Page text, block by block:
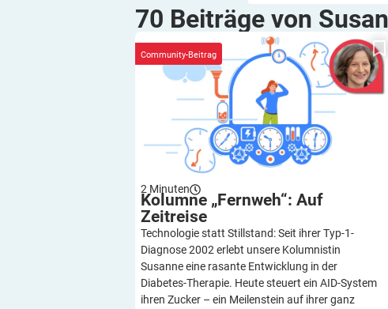
70 Beiträge von
Kolumne „Fernweh“: Auf Zeitreise
Community-Beitrag
2 Minuten
Kolumne „Fernweh“: Auf
Zeitreise
Technologie statt Stillstand: Seit ihrer Typ-1-
Diagnose 2002 erlebt unsere Kolumnistin
Susanne eine rasante Entwicklung in der
Diabetes-Therapie. Heute steuert ein AID-System
ihren Zucker – ein Meilenstein auf ihrer ganz